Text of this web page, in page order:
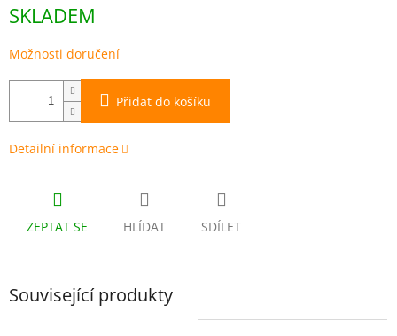
cena:
SKLADEM
Možnosti doručení
Přidat do košíku
Detailní informace
ZEPTAT SE HLÍDAT SDÍLET
Související produkty